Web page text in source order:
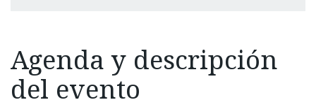
Agenda y descripción
del evento